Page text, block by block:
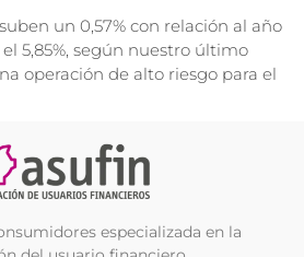
un 0,57% con relación al año
5,85%, según nuestro último
operación de alto riesgo para el
especializada en la